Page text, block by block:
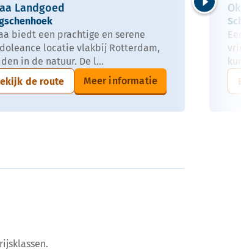
Landgoed
biedt een prachtige en serene
locatie vlakbij Rotterdam,
in de natuur. De l...
de route
Meer informatie
Volgende